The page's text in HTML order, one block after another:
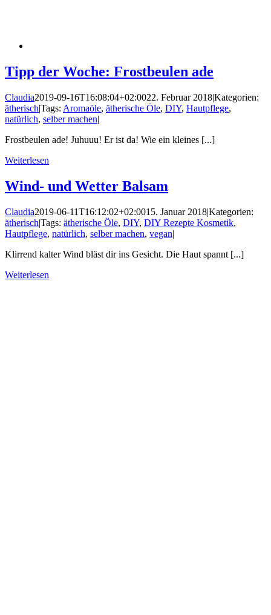
Tipp der Woche: Frostbeulen ade
Claudia2019-09-16T16:08:04+02:0022. Februar 2018|Kategorien:
ätherisch|Tags: Aromaöle, ätherische Öle, DIY, Hautpflege,
natürlich, selber machen|
Frostbeulen ade! Juhuuu! Er ist da! Wie ein kleines [...]
Weiterlesen
Wind- und Wetter Balsam
Claudia2019-06-11T16:12:02+02:0015. Januar 2018|Kategorien:
ätherisch|Tags: ätherische Öle, DIY, DIY Rezepte Kosmetik,
Hautpflege, natürlich, selber machen, vegan|
Klirrend kalter Wind bläst dir ins Gesicht. Die Haut spannt [...]
Weiterlesen